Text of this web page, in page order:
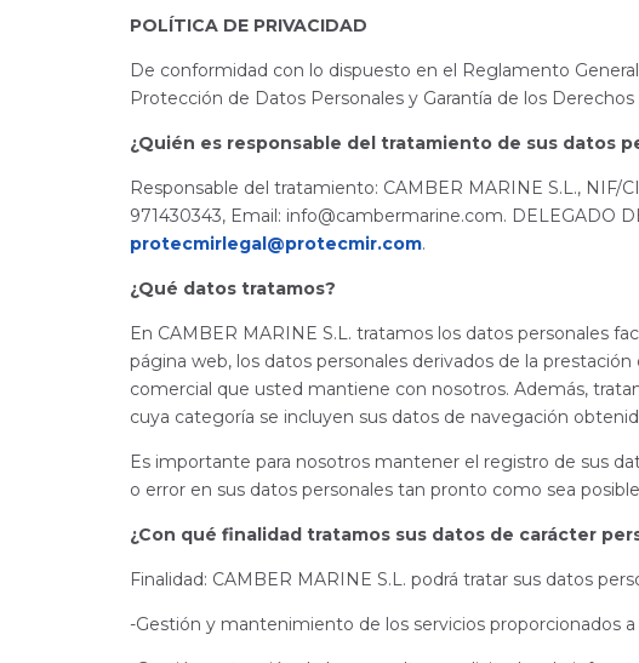
POLÍTICA DE PRIVACIDAD
De conformidad con lo dispuesto en el Reglamento
Protección de Datos Personales y Garantía de los
¿Quién es responsable del tratamiento de sus datos
Responsable del tratamiento: CAMBER MARINE S.L., NIF/
971430343, Email: info@cambermarine.com. DELEGADO
protecmirlegal@protecmir.com.
¿Qué datos tratamos?
En CAMBER MARINE S.L. tratamos los datos personales
página web, los datos personales derivados de la
comercial que usted mantiene con nosotros. Además,
cuya categoría se incluyen sus datos de navegación
Es importante para nosotros mantener el registro de sus
o error en sus datos personales tan pronto como sea
¿Con qué finalidad tratamos sus datos de carácter
Finalidad: CAMBER MARINE S.L. podrá tratar sus datos
-Gestión y mantenimiento de los servicios proporcionados